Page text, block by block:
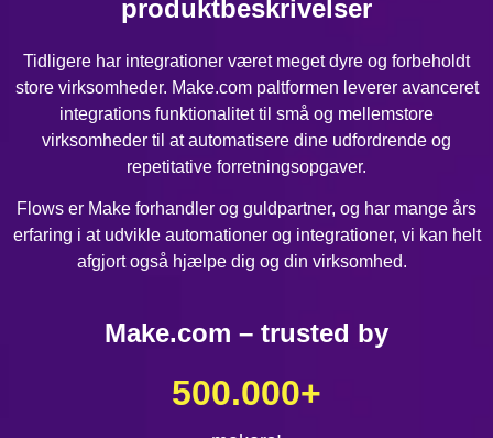
produktbeskrivelser
Tidligere har integrationer været meget dyre og forbeholdt
store virksomheder. Make.com paltformen leverer avanceret
integrations funktionalitet til små og mellemstore
virksomheder til at automatisere dine udfordrende og
repetitative forretningsopgaver.
Flows er Make forhandler og guldpartner, og har mange års
erfaring i at udvikle automationer og integrationer, vi kan helt
afgjort også hjælpe dig og din virksomhed.
Make.com – trusted by
500.000+